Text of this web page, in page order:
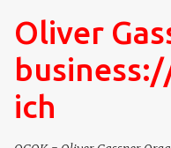
Direkt
Oliver
ich